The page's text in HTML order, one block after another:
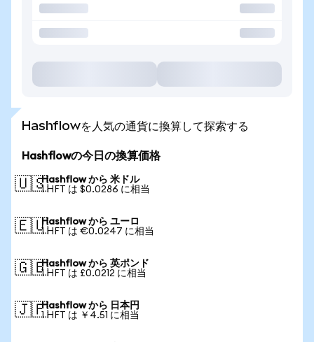
Hashflowを人気の通貨に換算して探索する
Hashflowの今日の換算価格
🇺🇸Hashflow から 米ドル
1 HFT は $0.0286 に相当
🇪🇺Hashflow から ユーロ
1 HFT は €0.0247 に相当
🇬🇧Hashflow から 英ポンド
1 HFT は £0.0212 に相当
🇯🇵Hashflow から 日本円
1 HFT は ￥4.51 に相当